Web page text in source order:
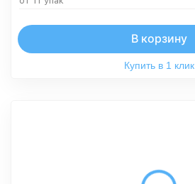
В корзину
Купить в 1 клик